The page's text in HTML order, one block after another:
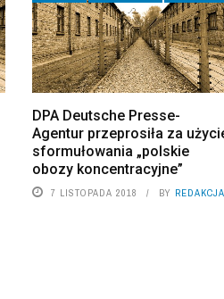
DPA Deutsche Presse-
Agentur przeprosiła za
sformułowania „polskie
obozy koncentracyjne”
7 LISTOPADA 2018 BY REDAKCJA